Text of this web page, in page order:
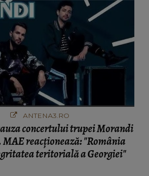
ANTENA3.RO
concertului trupei Morandi
reacționează: "România
teritorială a Georgiei"